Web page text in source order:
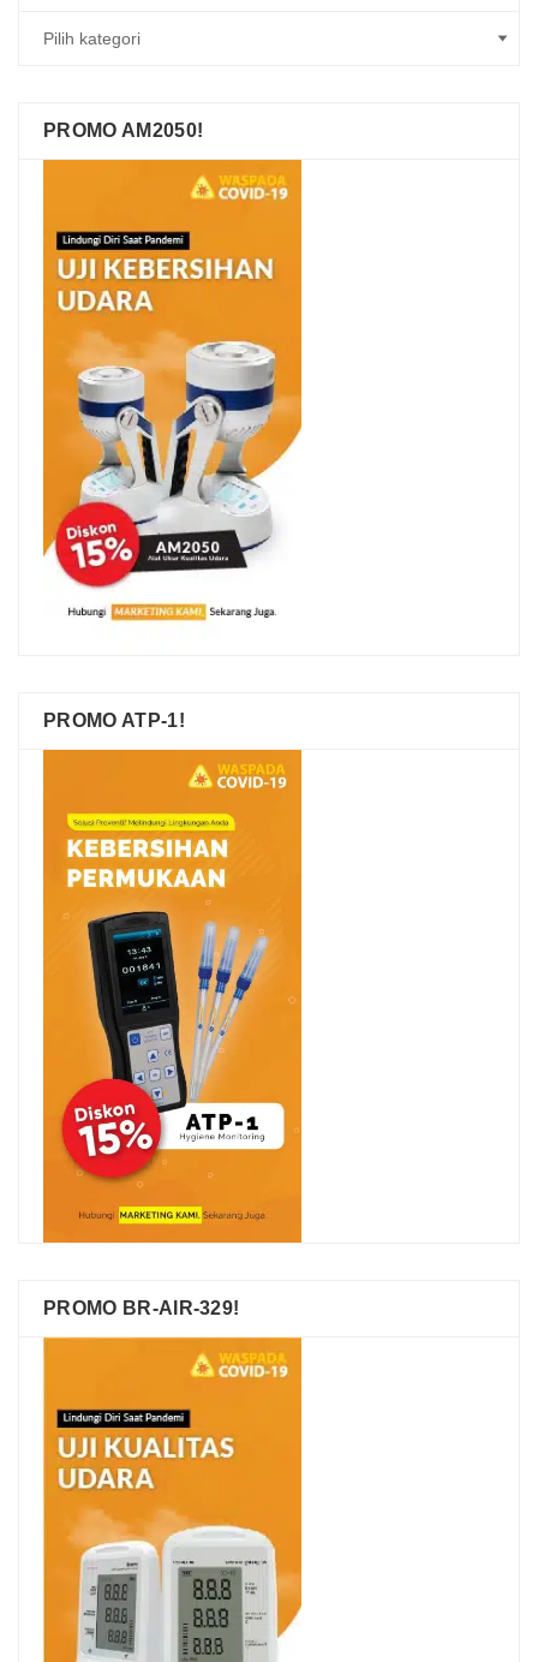
PROMO AM2050!
PROMO ATP-1!
PROMO BR-AIR-329!